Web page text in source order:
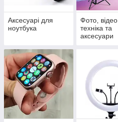
Аксесуарі для
ноутбука
Фото, відео
техніка та
аксесуари